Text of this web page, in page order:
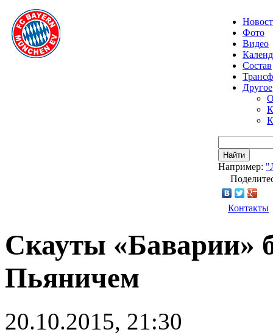
Фото
Видео
Состав
Другое
Найти
Например:
Контакты
Скауты «Баварии»
Пьяничем
20.10.2015, 21:30